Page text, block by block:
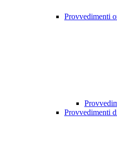
Provvedimenti
Provvedimenti